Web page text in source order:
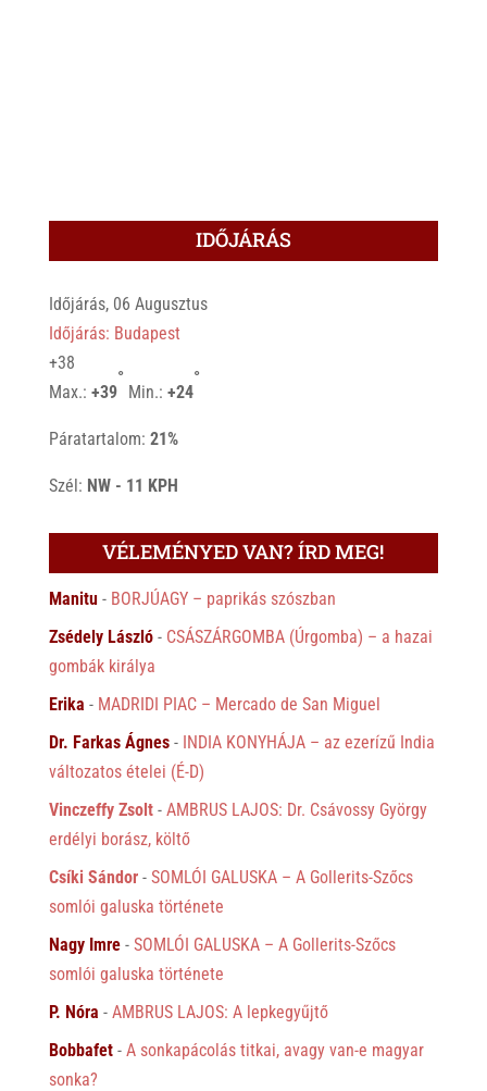
IDŐJÁRÁS
Időjárás, 06 Augusztus
Időjárás: Budapest
+38
Max.: +39
°
Min.: +24
°
Páratartalom: 21%
Szél: NW - 11 KPH
VÉLEMÉNYED VAN? ÍRD MEG!
Manitu- BORJÚAGY – paprikás szószban
Zsédely László- CSÁSZÁRGOMBA (Úrgomba) – a hazai
gombák királya
Erika - MADRIDI PIAC – Mercado de San Miguel
Dr. Farkas Ágnes- INDIA KONYHÁJA – az ezerízű India
változatos ételei (É-D)
Vinczeffy Zsolt- AMBRUS LAJOS: Dr. Csávossy György
erdélyi borász, költő
Csíki Sándor- SOMLÓI GALUSKA – A Gollerits-Szőcs
somlói galuska története
Nagy Imre- SOMLÓI GALUSKA – A Gollerits-Szőcs
somlói galuska története
P. Nóra - AMBRUS LAJOS: A lepkegyűjtő
Bobbafet- A sonkapácolás titkai, avagy van-e magyar
sonka?